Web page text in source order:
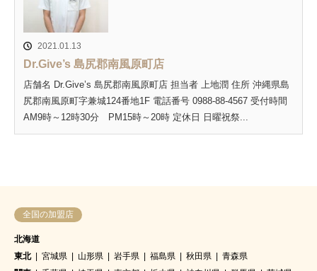
2021.01.13
Dr.Give’s 島尻郡南風原町店
店舗名 Dr.Give’s 島尻郡南風原町店 担当者 上地潤 住所 沖縄県島
尻郡南風原町字兼城124番地1F 電話番号 0988-88-4567 受付時間
AM9時～12時30分 PM15時～20時 定休日 日曜祝祭...
全国の加盟店
北海道
東北
宮城県 山形県 岩手県 福島県 秋田県
青森県